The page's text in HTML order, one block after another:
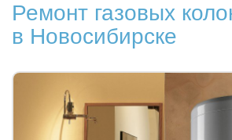
Ремонт газовых
в Новосибирске